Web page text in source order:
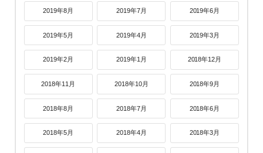
2019年8月 2019年7月 2019年6月
2019年5月 2019年4月 2019年3月
2019年2月 2019年1月 2018年12月
2018年11月 2018年10月 2018年9月
2018年8月 2018年7月 2018年6月
2018年5月 2018年4月 2018年3月